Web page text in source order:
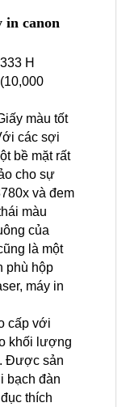
in canon
H
màu tốt
các sợi
bề mặt rất
cho sự
và đem
màu
của
là một
phù hộp
máy in
cấp với
khối lượng
Được sản
bạch đàn
thích